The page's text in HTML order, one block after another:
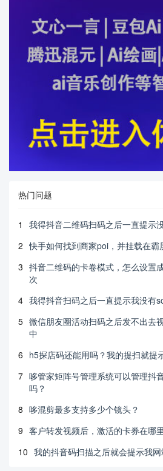
热门问题
1
我得抖音二维码扫码之后一直提示
2 快手如何找到商家poi，并挂载在霸
3 抖音二维码的卡卷模式，怎么设置
次
4 我得抖音扫码之后一直提示我没有
5 微信朋友圈活动扫码之后发不出去
中
6 h5探店码还能用吗？我的提扫就提
7 哆管家矩阵号管理系统可以管理抖
吗？
8 哆混剪最多支持多少个镜头？
9 客户转发视频后，激活的卡券在哪
10 我的抖音码扫描之后就会提示我